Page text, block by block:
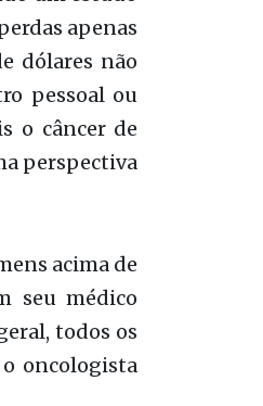
perspectiva
acima de
seu médico
todos os
tumor, e
é
em 2017